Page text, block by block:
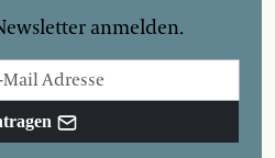
anmelden.